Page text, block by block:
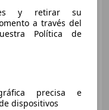
441 kW (600 CV)
y retirar su
a través del
Política de
precisa e
dispositivos